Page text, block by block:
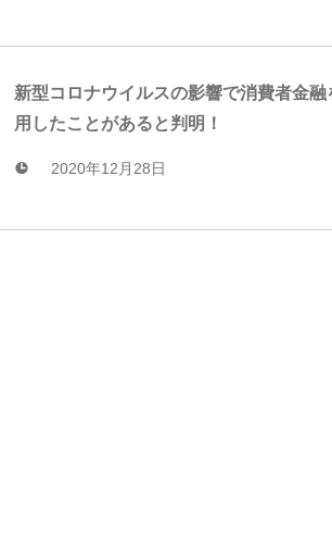
新型コロナウイルスの影響で消費者金
用したことがあると判明！
2020年12月28日